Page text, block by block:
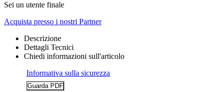
Sei un utente finale
Acquista presso i nostri Partner
Descrizione
Dettagli Tecnici
Chiedi informazioni sull'articolo
Informativa sulla sicurezza